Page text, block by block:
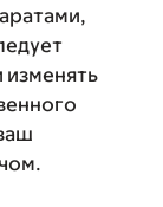
изменять